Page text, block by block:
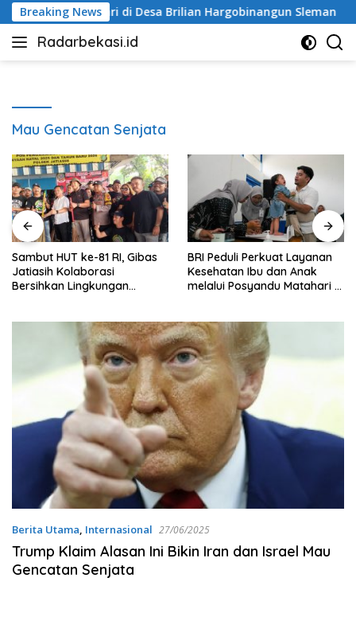
Langsung
ke
konten
Breaking News
Matahari di Desa Brilian Hargobinangun Sleman
Radarbekasi.id
Berita
Mau Gencatan Senjata
Sambut HUT ke-81 RI, Gibas
Jatiasih Kolaborasi
Bersihkan Lingkungan
BRI Peduli Perkuat Layanan
Kesehatan Ibu dan Anak
melalui Posyandu Matahari di
Berita Utama, Internasional 27/06/2025
Trump Klaim Alasan Ini Bikin Iran dan Israel Mau
Gencatan Senjata